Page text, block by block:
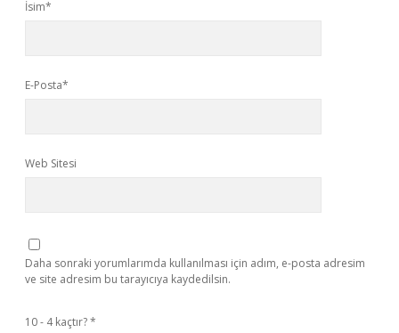
İsim*
E-Posta*
Web Sitesi
Daha sonraki yorumlarımda kullanılması için adım, e-posta adresim
ve site adresim bu tarayıcıya kaydedilsin.
10 - 4 kaçtır?*